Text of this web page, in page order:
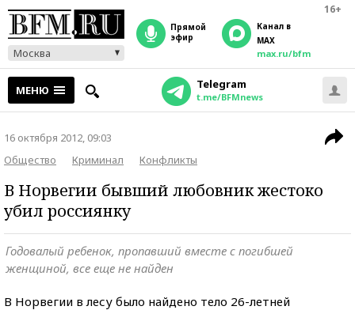
16+
Москва
прямой
эфир
Канал в
MAX
max.ru/bfm
МЕНЮ Telegram
t.me/BFMnews
16 октября 2012, 09:03
Общество
Криминал Конфликты
В Норвегии бывший любовник жестоко
убил россиянку
Годовалый ребенок, пропавший вместе с погибшей
женщиной, все еще не найден
В Норвегии в лесу было найдено тело 26-летней